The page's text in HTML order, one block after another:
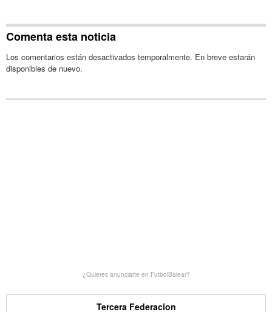
Comenta esta noticia
Los comentarios están desactivados temporalmente. En breve estarán
disponibles de nuevo.
¿Quieres anunciarte en FutbolBalear?
Tercera Federacion